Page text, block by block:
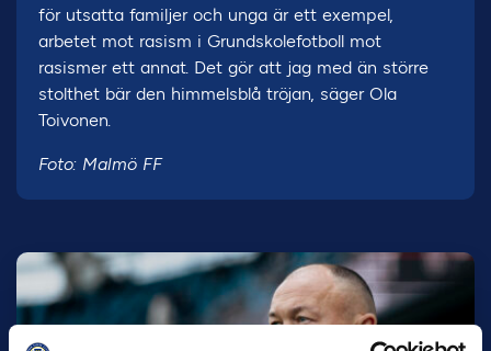
för utsatta familjer och unga är ett exempel,
arbetet mot rasism i Grundskolefotboll mot
rasismer ett annat. Det gör att jag med än större
stolthet bär den himmelsblå tröjan, säger Ola
Toivonen.
Foto: Malmö FF